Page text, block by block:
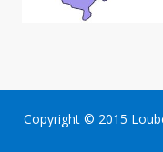
Copyright © 2015